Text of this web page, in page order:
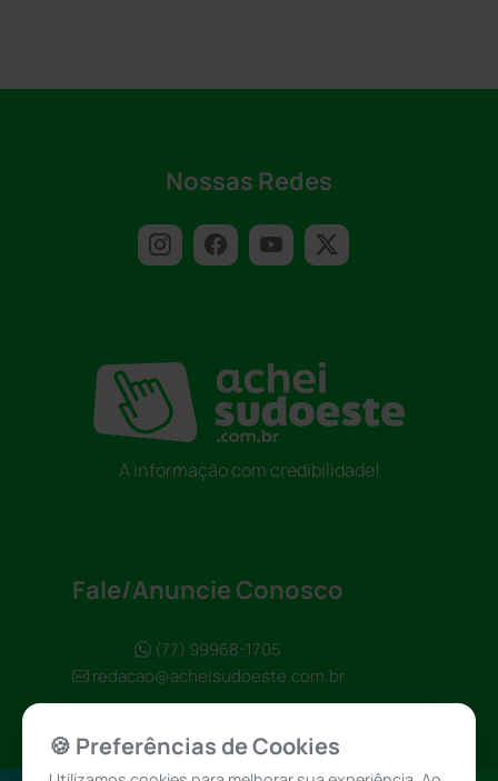
Nossas Redes
A informação com credibilidade!
Fale/Anuncie Conosco
(77) 99968-1705
redacao@acheisudoeste.com.br
🍪 Preferências de Cookies